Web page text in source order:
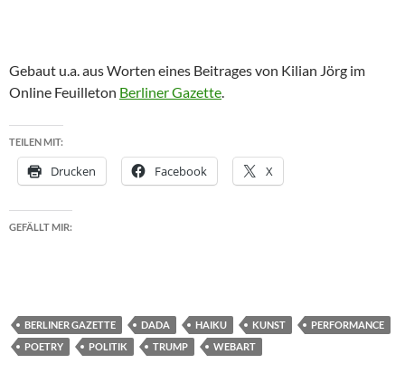
Gebaut u.a. aus Worten eines Beitrages von Kilian Jörg im
Online Feuilleton Berliner Gazette.
TEILEN MIT:
Drucken Facebook X
GEFÄLLT MIR:
BERLINER GAZETTE DADA HAIKU KUNST
PERFORMANCE
POETRY
POLITIK TRUMP WEBART